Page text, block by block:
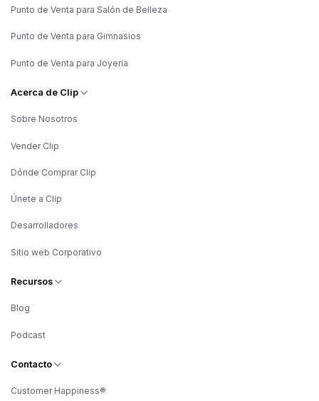
Punto de Venta para Salón de Belleza
Punto de Venta para Gimnasios
Punto de Venta para Joyería
Acerca de Clip
Sobre Nosotros
Vender Clip
Dónde Comprar Clip
Únete a Clip
Desarrolladores
Sitio web Corporativo
Recursos
Blog
Podcast
Contacto
Customer Happiness®